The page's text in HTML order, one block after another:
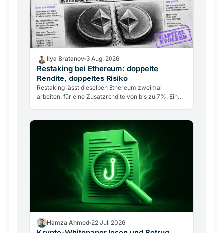
Ilya Bratanov 3 Aug. 2026
Restaking bei Ethereum: doppelte
Rendite, doppeltes Risiko
Restaking lässt dieselben Ethereum zweimal
arbeiten, für eine Zusatzrendite von bis zu 7%. Ein
Hamza Ahmed 22 Juli 2026